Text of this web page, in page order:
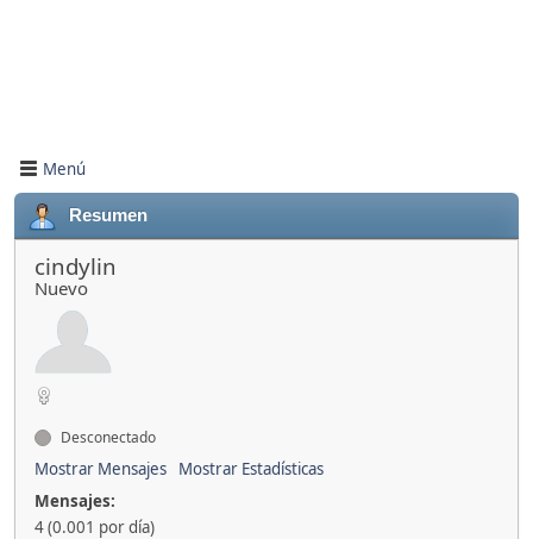
Menú
Resumen
cindylin
Nuevo
Desconectado
Mostrar Mensajes
Mostrar Estadísticas
Mensajes:
4 (0.001 por día)